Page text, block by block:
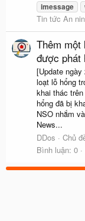
imessage
Tin tức An
Thêm
được phát
[Update
loạt lỗ hổng
khai thác
hổng đã bị
NSO nhắm
News...
DDos
Chủ
Bình luận: 0